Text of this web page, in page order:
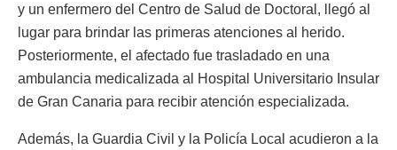
y un enfermero del Centro de Salud de Doctoral, llegó al
lugar para brindar las primeras atenciones al herido.
Posteriormente, el afectado fue trasladado en una
ambulancia medicalizada al Hospital Universitario Insular
de Gran Canaria para recibir atención especializada.
Además, la Guardia Civil y la Policía Local acudieron a la